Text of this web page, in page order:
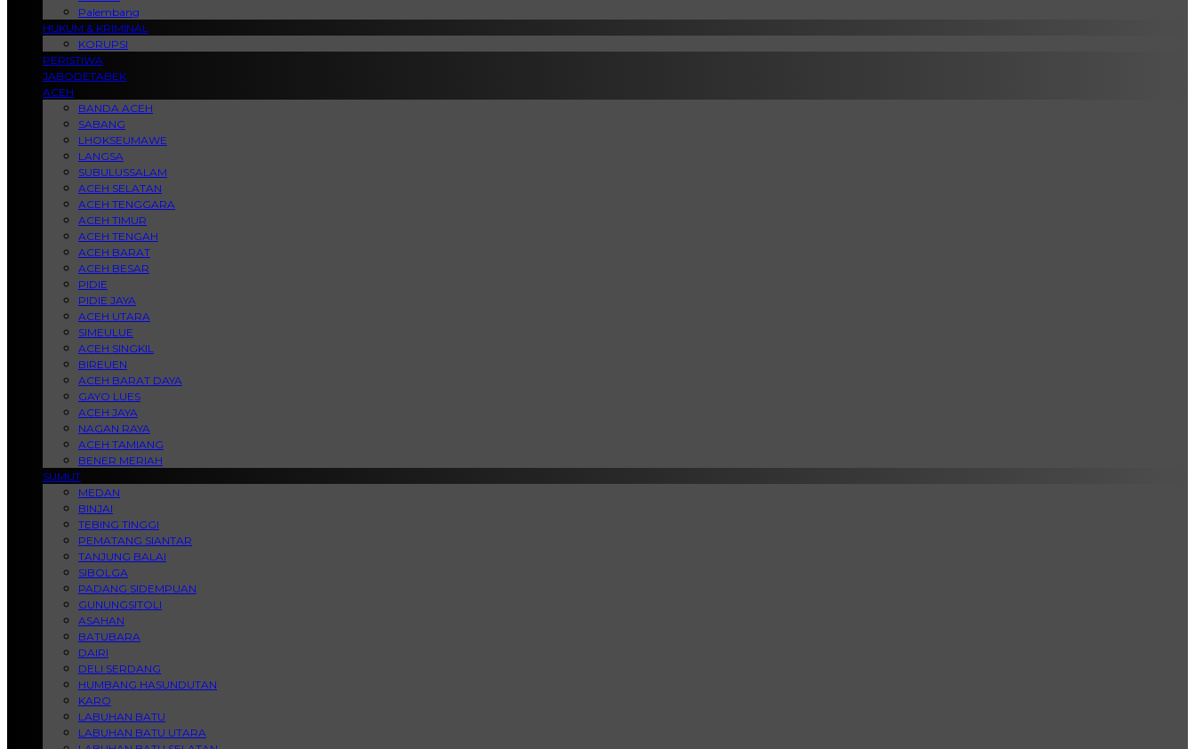
Palembang
HUKUM & KRIMINAL
KORUPSI
PERISTIWA
JABODETABEK
ACEH
BANDA ACEH
SABANG
LHOKSEUMAWE
LANGSA
SUBULUSSALAM
ACEH SELATAN
ACEH TENGGARA
ACEH TIMUR
ACEH TENGAH
ACEH BARAT
ACEH BESAR
PIDIE
PIDIE JAYA
ACEH UTARA
SIMEULUE
ACEH SINGKIL
BIREUEN
ACEH BARAT DAYA
GAYO LUES
ACEH JAYA
NAGAN RAYA
ACEH TAMIANG
BENER MERIAH
SUMUT
MEDAN
BINJAI
TEBING TINGGI
PEMATANG SIANTAR
TANJUNG BALAI
SIBOLGA
PADANG SIDEMPUAN
GUNUNGSITOLI
ASAHAN
BATUBARA
DAIRI
DELI SERDANG
HUMBANG HASUNDUTAN
KARO
LABUHAN BATU
LABUHAN BATU UTARA